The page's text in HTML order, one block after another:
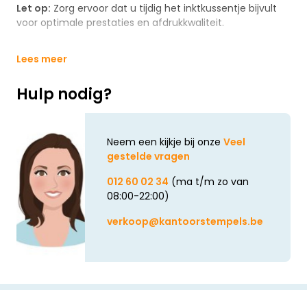
Let op: Zorg ervoor dat u tijdig het inktkussentje bijvult
voor optimale prestaties en afdrukkwaliteit.
Lees meer
Hulp nodig?
Neem een kijkje bij onze Veel
gestelde vragen
012 60 02 34 (ma t/m zo van
08:00-22:00)
verkoop@kantoorstempels.be